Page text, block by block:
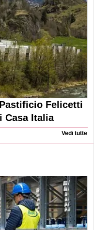
Felicetti
Casa Italia
Vedi tutte